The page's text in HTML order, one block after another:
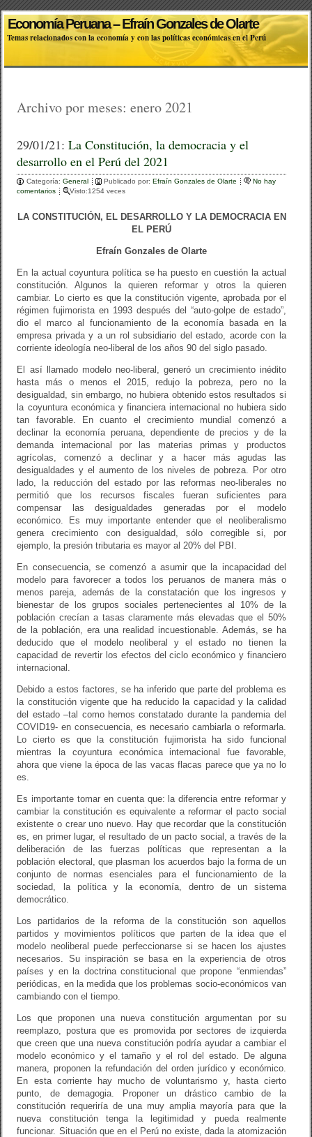
Economía Peruana – Efraín Gonzales de Olarte
Temas relacionados con la economía y con las políticas económicas en el Perú
Archivo por meses:enero 2021
29/01/21:La Constitución, la democracia y el
desarrollo en el Perú del 2021
Categoría:General Publicado por:Efraín Gonzales de Olarte
No hay
comentarios
Visto:1254 veces
LA CONSTITUCIÓN, EL DESARROLLO Y LA DEMOCRACIA EN
EL PERÚ
Efraín Gonzales de Olarte
En la actual coyuntura política se ha puesto en cuestión la actual
constitución. Algunos la quieren reformar y otros la quieren
cambiar. Lo cierto es que la constitución vigente, aprobada por el
régimen fujimorista en 1993 después del “auto-golpe de estado”,
dio el marco al funcionamiento de la economía basada en la
empresa privada y a un rol subsidiario del estado, acorde con la
corriente ideología neo-liberal de los años 90 del siglo pasado.
El así llamado modelo neo-liberal, generó un crecimiento inédito
hasta más o menos el 2015, redujo la pobreza, pero no la
desigualdad, sin embargo, no hubiera obtenido estos resultados si
la coyuntura económica y financiera internacional no hubiera sido
tan favorable. En cuanto el crecimiento mundial comenzó a
declinar la economía peruana, dependiente de precios y de la
demanda internacional por las materias primas y productos
agrícolas, comenzó a declinar y a hacer más agudas las
desigualdades y el aumento de los niveles de pobreza. Por otro
lado, la reducción del estado por las reformas neo-liberales no
permitió que los recursos fiscales fueran suficientes para
compensar las desigualdades generadas por el modelo
económico. Es muy importante entender que el neoliberalismo
genera crecimiento con desigualdad, sólo corregible si, por
ejemplo, la presión tributaria es mayor al 20% del PBI.
En consecuencia, se comenzó a asumir que la incapacidad del
modelo para favorecer a todos los peruanos de manera más o
menos pareja, además de la constatación que los ingresos y
bienestar de los grupos sociales pertenecientes al 10% de la
población crecían a tasas claramente más elevadas que el 50%
de la población, era una realidad incuestionable. Además, se ha
deducido que el modelo neoliberal y el estado no tienen la
capacidad de revertir los efectos del ciclo económico y financiero
internacional.
Debido a estos factores, se ha inferido que parte del problema es
la constitución vigente que ha reducido la capacidad y la calidad
del estado –tal como hemos constatado durante la pandemia del
COVID19- en consecuencia, es necesario cambiarla o reformarla.
Lo cierto es que la constitución fujimorista ha sido funcional
mientras la coyuntura económica internacional fue favorable,
ahora que viene la época de las vacas flacas parece que ya no lo
es.
Es importante tomar en cuenta que: la diferencia entre reformar y
cambiar la constitución es equivalente a reformar el pacto social
existente o crear uno nuevo. Hay que recordar que la constitución
es, en primer lugar, el resultado de un pacto social, a través de la
deliberación de las fuerzas políticas que representan a la
población electoral, que plasman los acuerdos bajo la forma de un
conjunto de normas esenciales para el funcionamiento de la
sociedad, la política y la economía, dentro de un sistema
democrático.
Los partidarios de la reforma de la constitución son aquellos
partidos y movimientos políticos que parten de la idea que el
modelo neoliberal puede perfeccionarse si se hacen los ajustes
necesarios. Su inspiración se basa en la experiencia de otros
países y en la doctrina constitucional que propone “enmiendas”
periódicas, en la medida que los problemas socio-económicos van
cambiando con el tiempo.
Los que proponen una nueva constitución argumentan por su
reemplazo, postura que es promovida por sectores de izquierda
que creen que una nueva constitución podría ayudar a cambiar el
modelo económico y el tamaño y el rol del estado. De alguna
manera, proponen la refundación del orden jurídico y económico.
En esta corriente hay mucho de voluntarismo y, hasta cierto
punto, de demagogia. Proponer un drástico cambio de la
constitución requeriría de una muy amplia mayoría para que la
nueva constitución tenga la legitimidad y pueda realmente
funcionar. Situación que en el Perú no existe, dada la atomización